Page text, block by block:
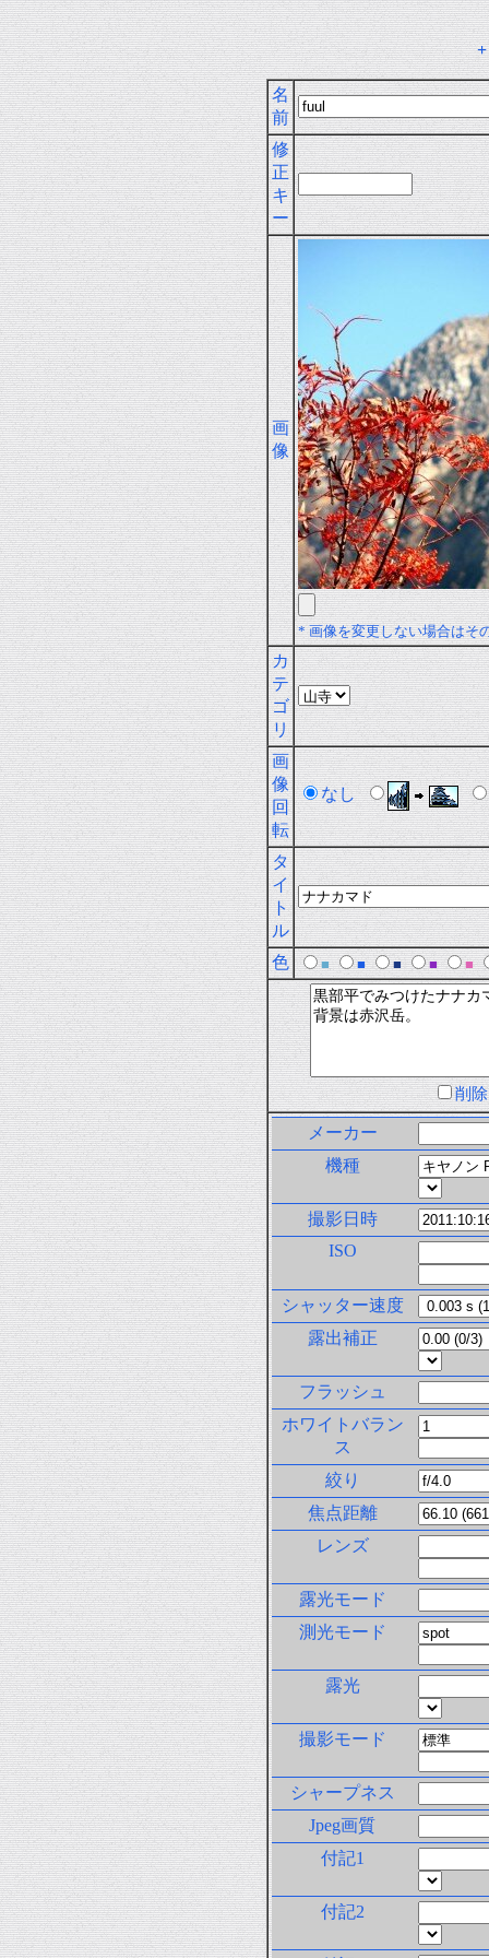
名
前
修
正
キ
ー
画
像
* 画像を変更しない場合はそ
カ
テ
ゴ
リ
画
像
回
転
なし
タ
イ
ト
ル
色
■ ■ ■ ■ ■
削
メーカー
機種
撮影日時
ISO
シャッター速度
露出補正
フラッシュ
ホワイトバラン
ス
絞り
焦点距離
レンズ
露光モード
測光モード
露光
撮影モード
シャープネス
Jpeg画質
付記1
付記2